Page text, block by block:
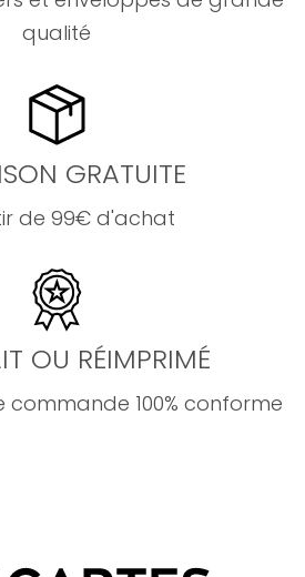
qualité
GRATUITE
de 99€ d'achat
OU RÉIMPRIMÉ
commande 100% conforme